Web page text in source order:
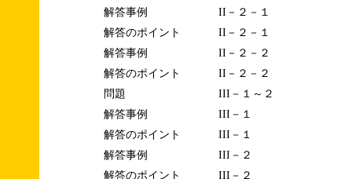
解答事例
II－２－１
解答のポイント
II－２－１
解答事例
II－２－２
解答のポイント
II－２－２
問題
III－１～２
解答事例
III－１
解答のポイント
III－１
解答事例
III－２
解答のポイント
III－２